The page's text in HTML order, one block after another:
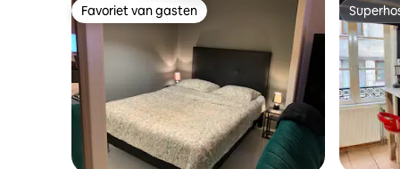
Favoriet van gasten
Favoriet van gasten